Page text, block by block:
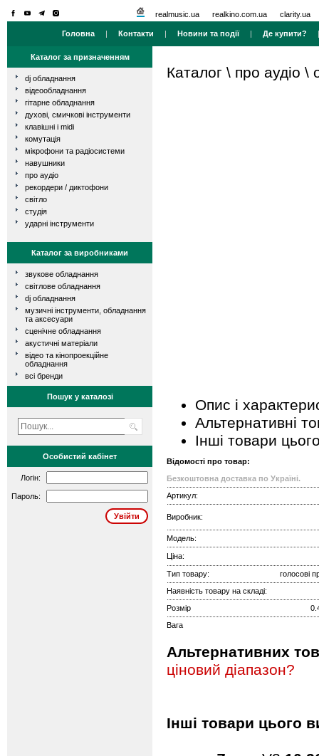
realmusic.ua realkino.com.ua clarity.ua
Головна | Контакти | Новини та події| Де купити?
Каталог за призначенням
dj обладнання
відеообладнання
гітарне обладнання
духові, смичкові інструменти
клавішні і midi
комутація
мікрофони та радіосистеми
навушники
про аудіо
рекордери / диктофони
світло
студія
ударні інструменти
Каталог за виробниками
звукове обладнання
світлове обладнання
dj обладнання
музичні інструменти, обладнання
та аксесуари
сценічне обладнання
акустичні матеріали
відео та кінопроекційне
обладнання
всі бренди
Пошук у каталозі
Особистий кабінет
Логін:
Пароль:
Каталог \ про аудіо \
Опис і
Альтернативні
Інші товари
Відомості про товар:
Безкоштовна доставка по Україні.
Артикул:
Виробник:
Модель:
Ціна:
Тип товару:
голосові
Наявність товару на складі:
Розмір
Вага
Альтернативних
ціновий діапазон?
Інші товари цього